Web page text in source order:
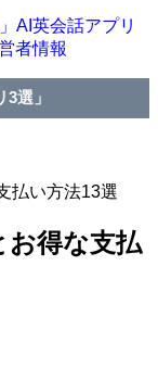
AI英会話アプリ
者情報
選」
払い方法13選
お得な支払